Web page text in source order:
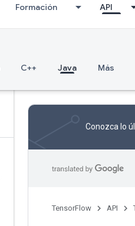
Formación API
C++ Java Más
Conozca lo
TensorFlow API